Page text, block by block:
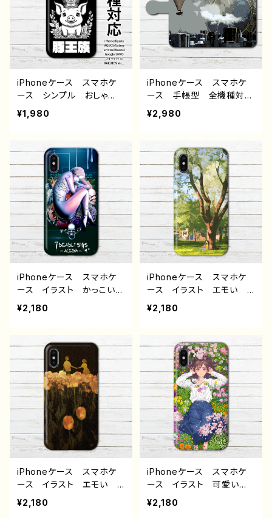
5/6/6s/7/8 Android
アンドロイド ケース 個
性的 おすすめ 人気 イ
ラストレーター 絵師 ク
リエイター オリジナル デ
ザイン グッズ タイトル：v
ision 作：アナ F-5
ーター クリエイター 絵
師 人気 個性的 おすす
め Android アンドロイ
ド ケース タイトル：消え
てしまわないように 作：ア
ナ F-5
iPhoneケース スマホケ
ース シンプル おしゃ
れ 面白い おもしろスマ
ホケース イラスト ブ
い ユニーク ネタ系 キ
ャラクター ほぼ 全機種対
応 メンズ iPhone15/14/
13/12/11 AQUOS Xperi
a Googlepixel Galaxy
Android アンドロイ
ド おすすめ 個性的 人
気 イラストレーター 絵
師 クリエイター オリジ
ナル デザイン グッズ タ
イトル：豚王族（ブラック）
作：んごミック G-6
¥1,980
iPhoneケース スマホケ
ース 手帳型 全機種対
応 おしゃれ 個性的 メ
ンズ かっこいい エモ
iPhone17/16/15/14/13 A
QUOS sense 4 5 6 Xp
eria Googlepixel Gal
axy Android クリエイ
ター 綺麗 スマホカバ
ー iPhone 携帯 カバ
ー ケース アイフォンケ
ース 人気 クリエイタ
ー オリジナル デザイ
ン グッズ タイトル：スチ
ームパンク ワールド J1-9
¥2,980
iPhoneケース スマホケ
ース イラスト かっこいい
女子 おしゃれ クール
メンズ レディース 女
AQUOS Xperia Goo
glepixel Galaxy Andr
oid アンドロイド ケー
ス 個性的 おすすめ タ
トゥー 生足 角っ子 銀
髪 白髪 ショートカット
ボブヘア ランジェリー
人気 イラストレーター
クリエイター 絵師 オリ
ジナル デザイン グッ
ズ タイトル：七つの大罪〜
怠惰〜 作：kis F-5
¥2,180
iPhoneケース スマホケ
ース イラスト エモい
風景 綺麗 美しい 景
色 ノスタルジック メン
one15/14/13/12/11 AQU
OS sense 4 5 6 Xperia
Googlepixel Galaxy
Android アンドロイ
ド ケース 個性的 おす
すめ 可愛い女の子 おし
ゃれ 黒髪 ロングヘア
人気 イラストレーター
クリエイター 絵師 オリ
ジナル デザイン グッ
ズ タイトル：陽だまり読
書 作：もなか G-6
¥2,180
iPhoneケース スマホケ
ース イラスト エモい
風景 綺麗 景色 美し
い 花柄 iPhone15/14/1
¥2,180
iPhoneケース スマホケ
ース イラスト 可愛い女
の子 おしゃれ服 花柄
アニメ塗り iPhone15/14/
¥2,180